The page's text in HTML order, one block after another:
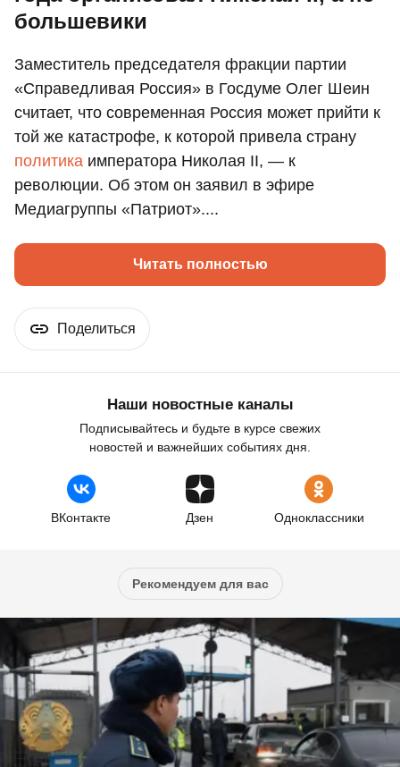
большевики
Заместитель председателя фракции партии
«Справедливая Россия» в Госдуме Олег Шеин
считает, что современная Россия может прийти к
той же катастрофе, к которой привела страну
политика императора Николая II, — к
революции. Об этом он заявил в эфире
Медиагруппы «Патриот»....
Читать полностью
Поделиться
Наши новостные каналы
Подписывайтесь и будьте в курсе свежих
новостей и важнейших событиях дня.
ВКонтакте Дзен Одноклассники
Рекомендуем для вас